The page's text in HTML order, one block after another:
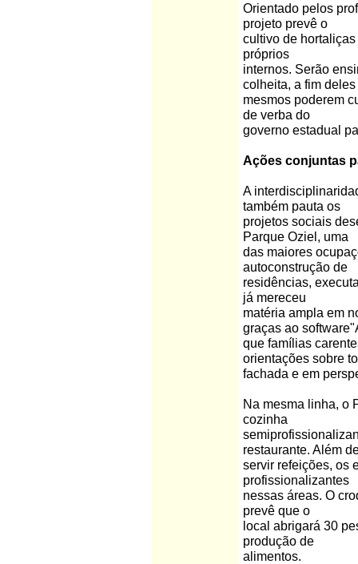
Orientado pelos
projeto prevê o
cultivo de
próprios
internos. Serão
colheita, a fim deles
mesmos poderem
de verba do
governo estadual
Ações conjuntas
A
também pauta os
projetos sociais
Parque Oziel, uma
das maiores
autoconstrução de
residências,
já mereceu
matéria ampla em
graças ao
que famílias
orientações sobre
fachada e em
Na mesma linha, o
cozinha
restaurante. Além
servir refeições, os
profissionalizantes
nessas áreas. O
prevê que o
local abrigará 30
produção de
alimentos.